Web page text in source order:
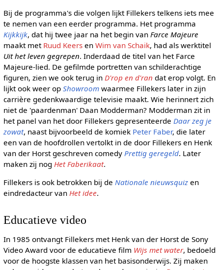
Bij de programma's die volgen lijkt Fillekers telkens iets mee
te nemen van een eerder programma. Het programma
Kijkkijk, dat hij twee jaar na het begin van Farce Majeure
maakt met Ruud Keersen Wim van Schaik, had als werktitel
Uit het leven gegrepen. Inderdaad de titel van het Farce
Majeure-lied. De gefilmde portretten van schilderachtige
figuren, zien we ook terug in D'rop en d'ran dat erop volgt. En
lijkt ook weer op Showroomwaarmee Fillekers later in zijn
carrière gedenkwaardige televisie maakt. Wie herinnert zich
niet de 'paardenman' Daan Modderman? Modderman zit in
het panel van het door Fillekers gepresenteerde Daar zeg je
zowat, naast bijvoorbeeld de komiek Peter Faber, die later
een van de hoofdrollen vertolkt in de door Fillekers en Henk
van der Horst geschreven comedy Prettig geregeld. Later
maken zij nog Het Faberikaat.
Fillekers is ook betrokken bij de Nationale nieuwsquizen
eindredacteur van Het idee.
Educatieve video
In 1985 ontvangt Fillekers met Henk van der Horst de Sony
Video Award voor de educatieve film Wijs met water, bedoeld
voor de hoogste klassen van het basisonderwijs. Zij maken